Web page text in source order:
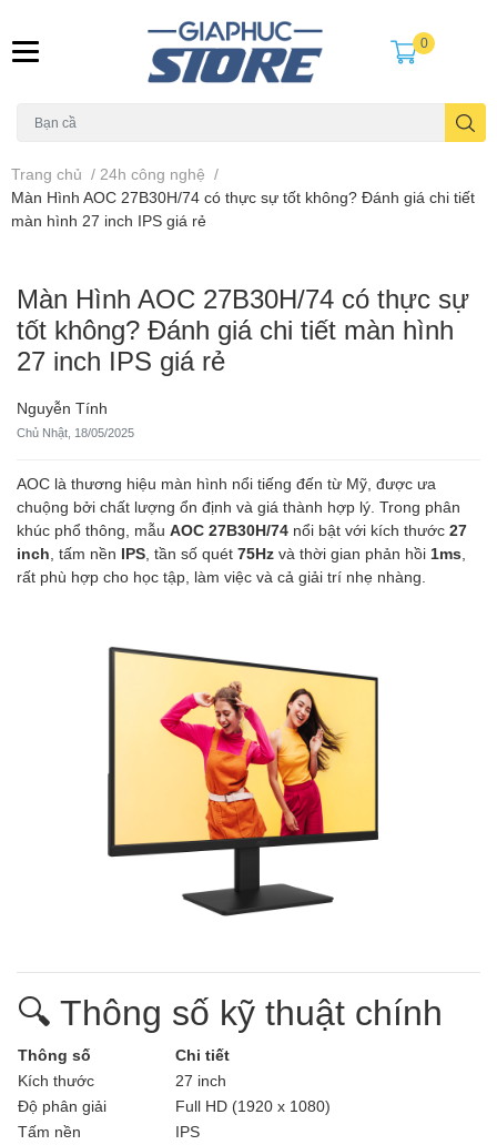
0
Trang chủ / 24h công nghệ /
Màn Hình AOC 27B30H/74 có thực sự tốt không? Đánh giá chi tiết
màn hình 27 inch IPS giá rẻ
Màn Hình AOC 27B30H/74 có thực sự
tốt không? Đánh giá chi tiết màn hình
27 inch IPS giá rẻ
Nguyễn Tính
Chủ Nhật, 18/05/2025
AOC là thương hiệu màn hình nổi tiếng đến từ Mỹ, được ưa
chuộng bởi chất lượng ổn định và giá thành hợp lý. Trong phân
khúc phổ thông, mẫu AOC 27B30H/74 nổi bật với kích thước 27
inch , tấm nền IPS , tần số quét 75Hz và thời gian phản hồi 1ms
rất phù hợp cho học tập, làm việc và cả giải trí nhẹ nhàng.
🔍 Thông số kỹ thuật chính
Thông số
Chi tiết
Kích thước
27 inch
Độ phân giải
Full HD (1920 x 1080)
Tấm nền
IPS